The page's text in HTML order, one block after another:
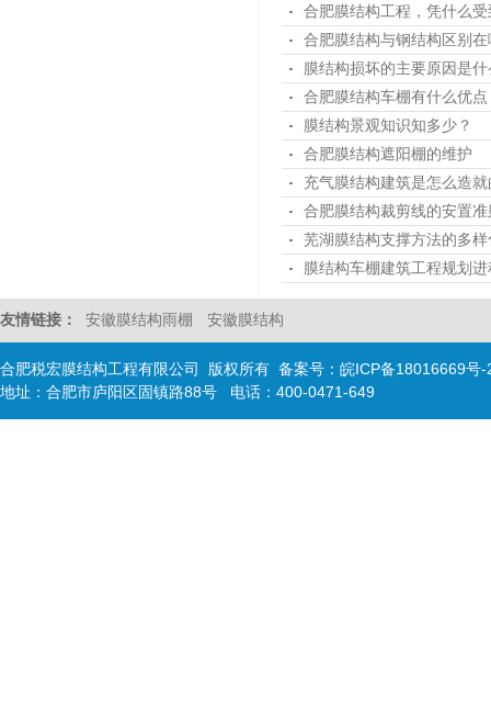
合肥膜结构工程，凭什么
合肥膜结构与钢结构区别
膜结构损坏的主要原因是什
合肥膜结构车棚有什么优点
膜结构景观知识知多少？
合肥膜结构遮阳棚的维护
充气膜结构建筑是怎么造就
合肥膜结构裁剪线的安置准
芜湖膜结构支撑方法的多样
膜结构车棚建筑工程规划
友情链接： 安徽膜结构雨棚 安徽膜结构
合肥税宏膜结构工程有限公司 版权所有 备案号： 皖ICP备18016669号-
地址：合肥市庐阳区固镇路88号 电话：400-0471-649